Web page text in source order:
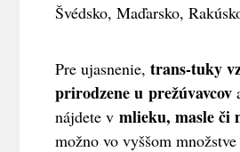
Švédsko, Maďarsko,
Pre ujasnenie,trans-tuky
prirodzene u prežúvavcov
nájdete vmlieku, masle či
možno vo vyššom